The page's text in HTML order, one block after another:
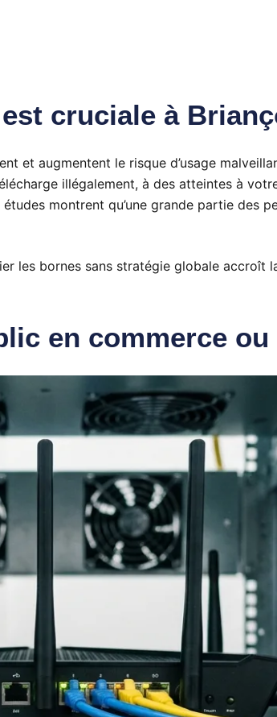
cruciale à
et augmentent le risque d’usage
illégalement, à des atteintes à
montrent qu’une grande partie des
les bornes sans stratégie globale accroît
en commerce ou